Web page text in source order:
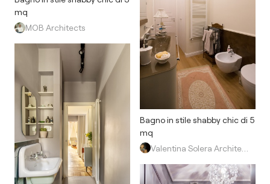
mq
MOB Architects
Bagno in stile shabby chic di 5
mq